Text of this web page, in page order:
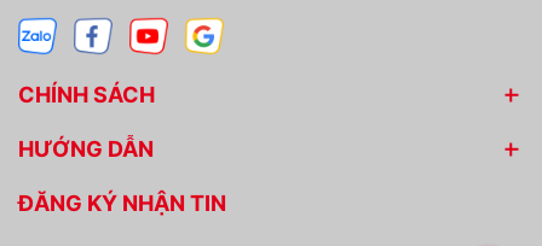
CHÍNH SÁCH
HƯỚNG DẪN
ĐĂNG KÝ NHẬN TIN